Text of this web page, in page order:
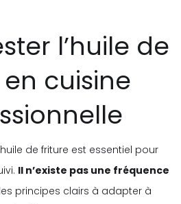
l’huile de
cuisine
de friture est essentiel pour
Il n’existe pas une fréquence
principes clairs à adapter à